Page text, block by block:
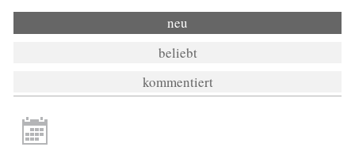
neu
beliebt
kommentiert